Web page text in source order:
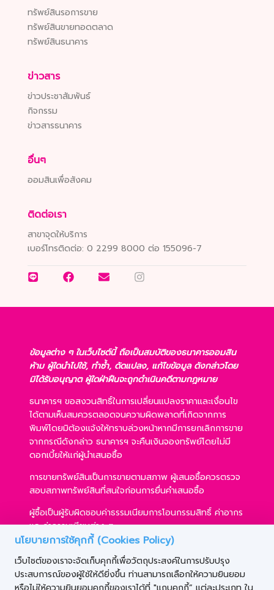
นโยบายการใช้คุกกี้ (Cookies Policy)
เว็บไซต์ของเราจะจัดเก็บคุกกี้เพื่อวัตถุประสงค์ในการปรับปรุง
ประสบการณ์ของผู้ใช้ให้ดียิ่งขึ้น ท่านสามารถเลือกให้ความยินยอม
ทรัพย์สินรอการขาย
ทรัพย์สินขายทอดตลาด
ทรัพย์สินธนาคาร
ข่าวสาร
ข่าวประชาสัมพันธ์
กิจกรรม
ข่าวสารธนาคาร
อื่นๆ
ออมสินเพื่อสังคม
ติดต่อเรา
สาขาจุดให้บริการ
เบอร์โทรติดต่อ: 0 2299 8000 ต่อ 155096-7
ข้อมูลต่าง ๆ ในเว็บไซต์นี้ ถือเป็นสมบัติของธนาคารออมสิน
ห้าม ผู้ใดนำไปใช้, ทำซ้ำ, ดัดแปลง, แก้ไขข้อมูล ดังกล่าวโดย
มิได้รับอนุญาต ผู้ใดฝ่าฝืนจะถูกดำเนินคดีตามกฎหมาย
ธนาคารฯ ขอสงวนสิทธิ์ในการเปลี่ยนแปลงราคาและเงื่อนไข
ได้ตามเห็นสมควรตลอดจนความผิดพลาดที่เกิดจากการ
พิมพ์โดยมิต้องแจ้งให้ทราบล่วงหน้าหากมีการยกเลิกการขาย
จากกรณีดังกล่าว ธนาคารฯ จะคืนเงินจองทรัพย์โดยไม่มี
ดอกเบี้ยให้แก่ผู้นำเสนอซื้อ
การขายทรัพย์สินเป็นการขายตามสภาพ ผู้เสนอซื้อควรตรวจ
สอบสภาพทรัพย์สินที่สนใจก่อนการยื่นคำเสนอซื้อ
ผู้ซื้อเป็นผู้รับผิดชอบค่าธรรมเนียมการโอนกรรมสิทธิ์ ค่าอากร
และค่าธรรมเนียมต่าง ๆ
ผู้ซื้อสามารถขอสินเชื่อได้ตามหลักเกณฑ์ของธนาคารฯ และ
การเสนอซื้อไม่เป็นเงื่อนไขในการพิจารณาอนุมัติสินเชื่อ
ธนาคารฯ ขอสงวนสิทธิ์ที่จะขายทรัพย์สินให้กับผู้เสนอซื้อราย